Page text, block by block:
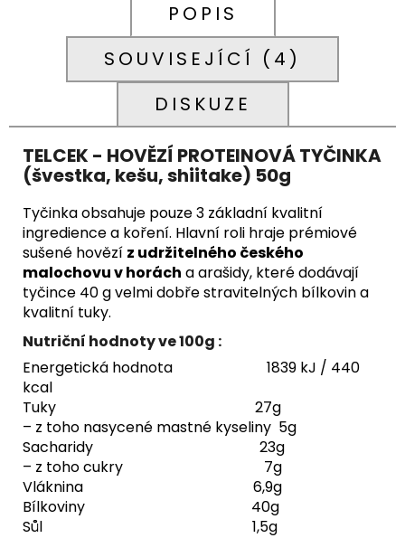
POPIS
SOUVISEJÍCÍ (4)
DISKUZE
TELCEK - HOVĚZÍ PROTEINOVÁ TYČINKA
(švestka, kešu, shiitake) 50g
Tyčinka obsahuje pouze 3 základní kvalitní
ingredience a koření. Hlavní roli hraje prémiové
sušené hovězí z udržitelného českého
malochovu v horách a arašidy, které dodávají
tyčince 40 g velmi dobře stravitelných bílkovin a
kvalitní tuky.
Nutriční hodnoty ve 100g :
Energetická hodnota 1839 kJ / 440
kcal
Tuky 27g
– z toho nasycené mastné kyseliny 5g
Sacharidy 23g
– z toho cukry 7g
Vláknina 6,9g
Bílkoviny 40g
Sůl 1,5g